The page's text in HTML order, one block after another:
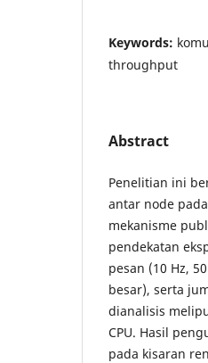
Keywords:
throughput
Abstract
Penelitian ini
antar node
mekanisme
pendekatan
pesan (10 Hz,
besar), serta
dianalisis
CPU. Hasil
pada kisaran